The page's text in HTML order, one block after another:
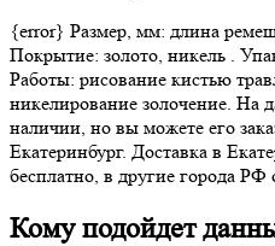
{error} Размер, мм: длина
Покрытие: золото, никель .
Работы: рисование кистью
никелирование золочение. На
наличии, но вы можете его
Екатеринбург. Доставка в
бесплатно, в другие города РФ
Кому подойдет